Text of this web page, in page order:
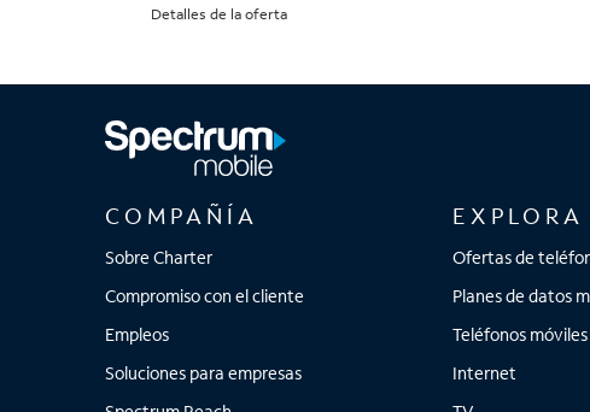
Detalles de la oferta
COMPAÑÍA
Sobre Charter
Compromiso con el cliente
Empleos
Soluciones para empresas
EXPLORA
Ofertas de
Planes de datos
Teléfonos móviles
Internet